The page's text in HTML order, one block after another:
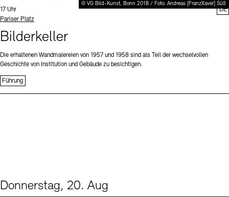
© VG Bild-Kunst, Bonn 2018 / Foto: Andreas [FranzXaver] Süß
Uhrzeit:
17 Uhr
Standort
Pariser Platz
Bilderkeller
Die erhaltenen Wandmalereien von 1957 und 1958 sind als Teil der wechselvollen
Geschichte von Institution und Gebäude zu besichtigen.
Führung
DE
Donnerstag, 20. Aug